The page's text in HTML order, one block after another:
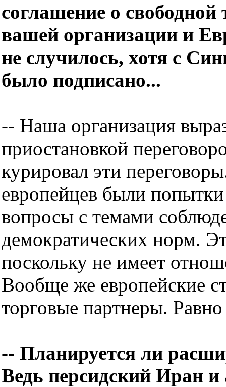
соглашение о
вашей организации и
не случилось, хотя с
было подписано...
-- Наша организация
приостановкой
курировал эти
европейцев были попытки
вопросы с темами
демократических норм.
поскольку не имеет
Вообще же европейские
торговые партнеры.
-- Планируется ли
Ведь персидский Иран